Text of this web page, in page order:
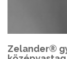
Zelander®